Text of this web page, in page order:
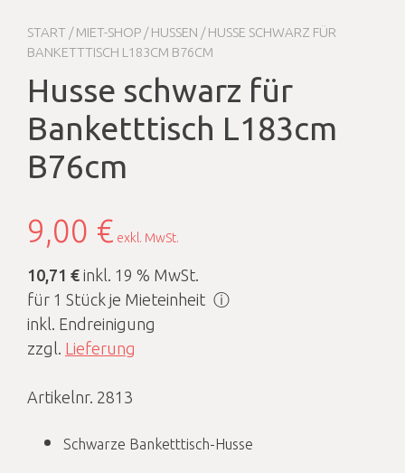
START /MIET-SHOP /HUSSEN / HUSSE SCHWARZ FÜR
BANKETTTISCH L183CM B76CM
Husse schwarz für
Banketttisch L183cm
B76cm
9,00 € exkl. MwSt.
10,71 € inkl. 19 % MwSt.
für 1 Stück je Mieteinheit ⓘ
inkl. Endreinigung
zzgl. Lieferung
Artikelnr. 2813
Schwarze Banketttisch-Husse